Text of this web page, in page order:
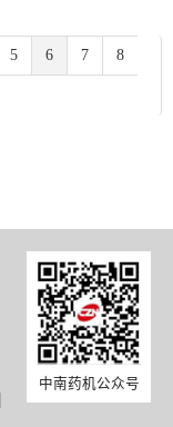
5 6 7 8
中南药机公众号